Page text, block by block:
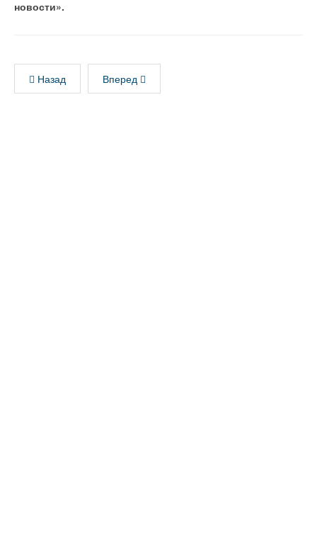
новости».
Назад Вперед